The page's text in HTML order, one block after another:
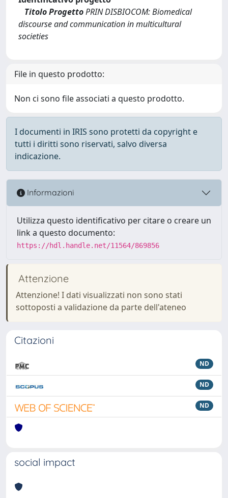
Titolo ProgettoPRIN DISBIOCOM: Biomedical
discourse and communication in multicultural
societies
File in questo prodotto:
Non ci sono file associati a questo prodotto.
I documenti in IRIS sono protetti da copyright e
tutti i diritti sono riservati, salvo diversa
indicazione.
Informazioni
Utilizza questo identificativo per citare o creare un
link a questo documento:
https://hdl.handle.net/11564/869856
Attenzione
Attenzione! I dati visualizzati non sono stati
sottoposti a validazione da parte dell'ateneo
Citazioni
ND
ND
ND
social impact